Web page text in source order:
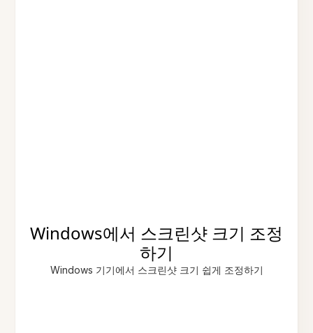
Windows에서 스크린샷 크기 조정
하기
Windows 기기에서 스크린샷 크기 쉽게 조정하기